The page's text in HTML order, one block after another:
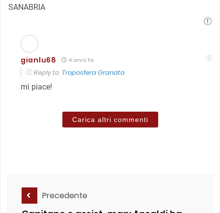
SANABRIA
gianlu68 4 anni fa
Reply to Troposfera Granata
mi piace!
Carica altri commenti
Precedente